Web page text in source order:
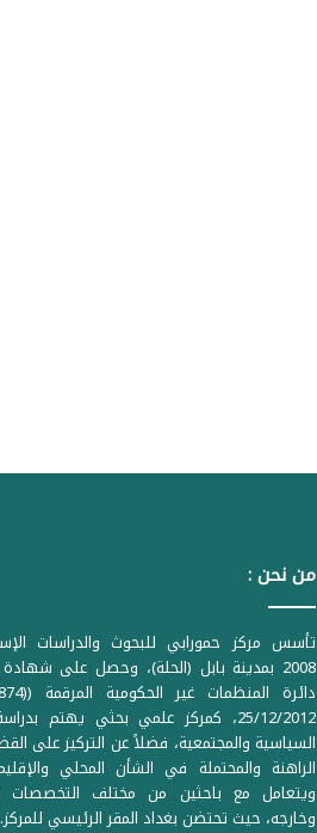
من نحن :
تأسس مركز حمورابي للبحوث والدراسات
2008 بمدينة بابل (الحلة)، وحصل على
25/12/2012، كمركز علمي بحثي يهتم
السياسية والمجتمعية، فضلاً عن التركيز على
الراهنة والمحتملة في الشأن المحلي
ويتعامل مع باحثين من مختلف التخصصات
وخارجه، حيث تحتضن بغداد المقر الرئيسي للمركز.